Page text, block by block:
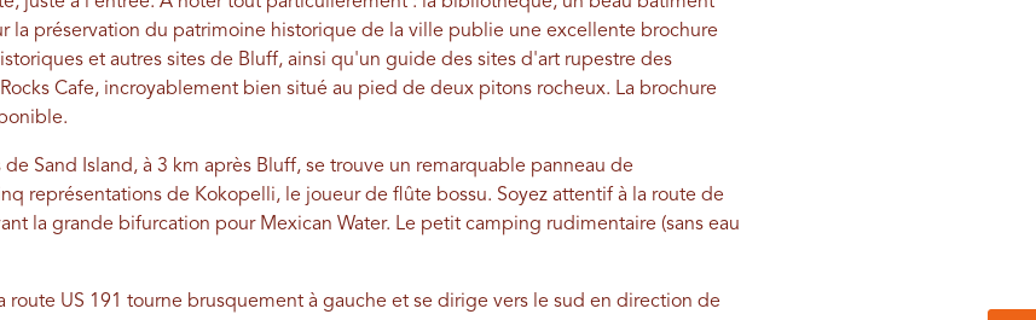
la préservation du patrimoine historique de la ville publie une excellente brochure
et autres sites de Bluff, ainsi qu'un guide des sites d'art rupestre des
Cafe, incroyablement bien situé au pied de deux pitons rocheux. La brochure
Sand Island, à 3 km après Bluff, se trouve un remarquable panneau de
représentations de Kokopelli, le joueur de flûte bossu. Soyez attentif à la route de
la grande bifurcation pour Mexican Water. Le petit camping rudimentaire (sans eau
route US 191 tourne brusquement à gauche et se dirige vers le sud en direction de